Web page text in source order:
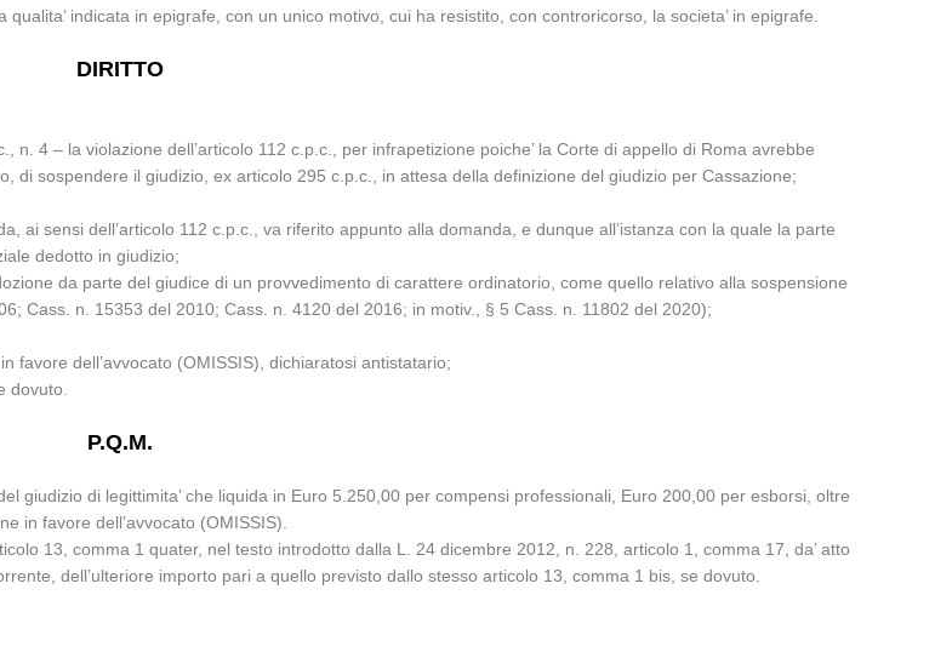
indicata in epigrafe, con un unico motivo, cui ha resistito, con controricorso, la societa’ in epigrafe.
DIRITTO
n. 4 – la violazione dell’articolo 112 c.p.c., per infrapetizione poiche’ la Corte di appello di Roma avrebbe
di sospendere il giudizio, ex articolo 295 c.p.c., in attesa della definizione del giudizio per Cassazione;
ai sensi dell’articolo 112 c.p.c., va riferito appunto alla domanda, e dunque all’istanza con la quale la parte
dedotto in giudizio;
da parte del giudice di un provvedimento di carattere ordinatorio, come quello relativo alla sospensione
Cass. n. 15353 del 2010; Cass. n. 4120 del 2016; in motiv., § 5 Cass. n. 11802 del 2020);
favore dell’avvocato (OMISSIS), dichiaratosi antistatario;
dovuto.
P.Q.M.
giudizio di legittimita’ che liquida in Euro 5.250,00 per compensi professionali, Euro 200,00 per esborsi, oltre
in favore dell’avvocato (OMISSIS).
13, comma 1 quater, nel testo introdotto dalla L. 24 dicembre 2012, n. 228, articolo 1, comma 17, da’ atto
dell’ulteriore importo pari a quello previsto dallo stesso articolo 13, comma 1 bis, se dovuto.